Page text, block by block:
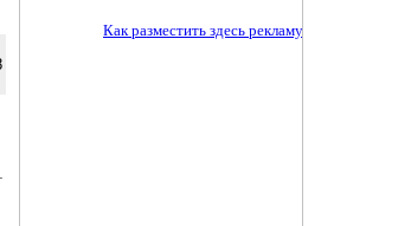
Как разместить здесь рекламу